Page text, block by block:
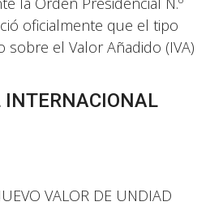
oficialmente que el tipo
el Valor Añadido (IVA)
VALOR DE UNDIAD